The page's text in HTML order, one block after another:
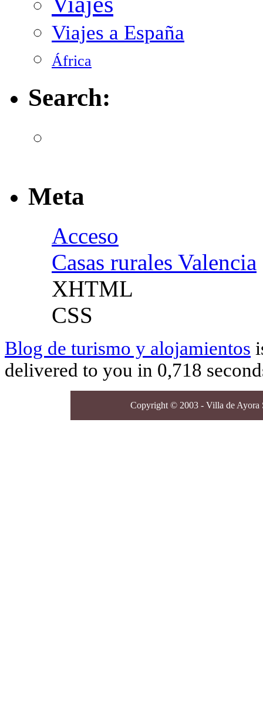
Viajes a España
África
Search:
Meta
Acceso
Casas rurales Valencia
XHTML
CSS
Blog de turismo y alojamientos
delivered to you in 0,718
Copyright © 2003 - Villa de Ayora